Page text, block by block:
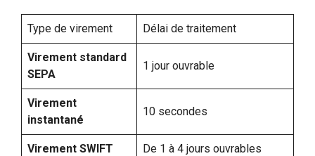
Type de virement Délai de traitement
Virement standard
SEPA
1 jour ouvrable
Virement
instantané
10 secondes
Virement SWIFT De 1 à 4 jours ouvrables